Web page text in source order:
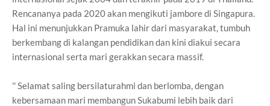
Rencananya pada 2020 akan mengikuti jambore di Singapura.
Hal ini menunjukkan Pramuka lahir dari masyarakat, tumbuh
berkembang di kalangan pendidikan dan kini diakui secara
internasional serta mari gerakkan secara massif.
'' Selamat saling bersilaturahmi dan berlomba, dengan
kebersamaan mari membangun Sukabumi lebih baik dari